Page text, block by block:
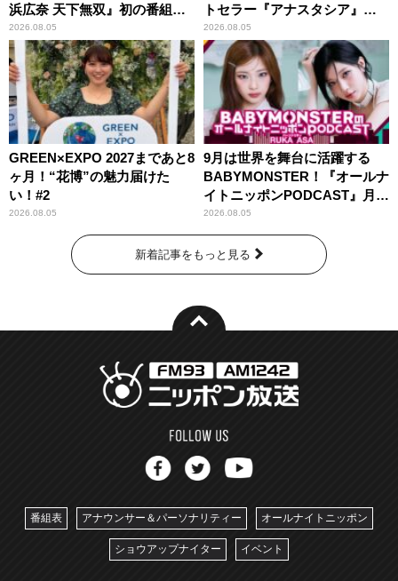
浜広奈 天下無双』初の番組グ
ッズ発売
2026.08.05
トセラー『アナスタシア』を
紹介
2026.08.05
GREEN×EXPO 2027まであと8
ヶ月！“花博”の魅力届けた
い！#2
2026.08.05
9月は世界を舞台に活躍する
BABYMONSTER！『オールナ
イトニッポンPODCAST』月替
わりパーソナリティ
2026.08.05
新着記事をもっと見る
番組表 アナウンサー＆パーソナリティー オールナイトニッポン
ショウアップナイター イベント